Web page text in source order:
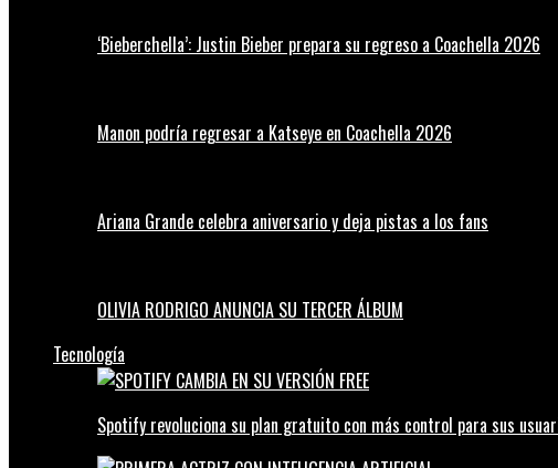
‘Bieberchella’: Justin Bieber prepara su regreso a Coachella 2026
Manon podría regresar a Katseye en Coachella 2026
Ariana Grande celebra aniversario y deja pistas a los fans
OLIVIA RODRIGO ANUNCIA SU TERCER ÁLBUM
Tecnología
Spotify revoluciona su plan gratuito con más control para sus